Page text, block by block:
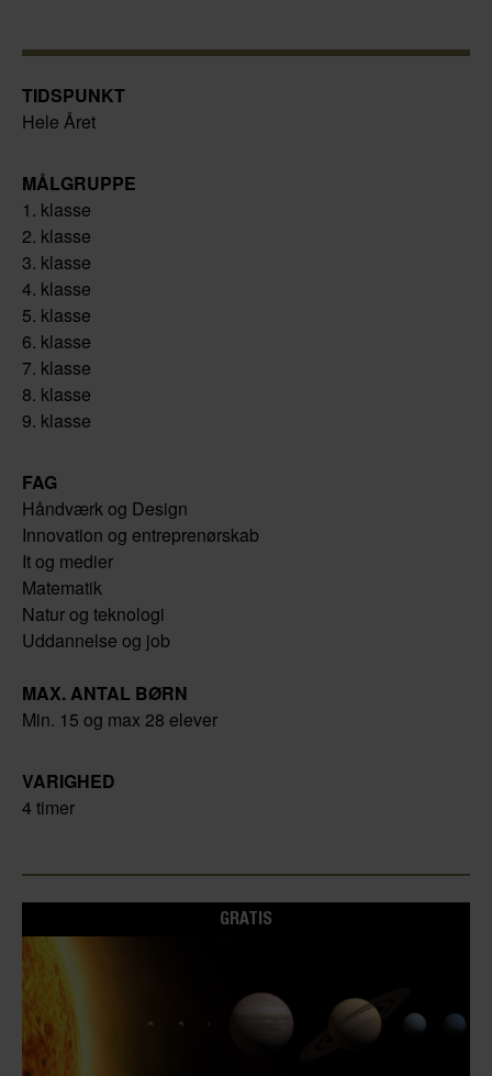
TIDSPUNKT
Hele Året
MÅLGRUPPE
1. klasse
2. klasse
3. klasse
4. klasse
5. klasse
6. klasse
7. klasse
8. klasse
9. klasse
FAG
Håndværk og Design
Innovation og entreprenørskab
It og medier
Matematik
Natur og teknologi
Uddannelse og job
MAX. ANTAL BØRN
Min. 15 og max 28 elever
VARIGHED
4 timer
GRATIS